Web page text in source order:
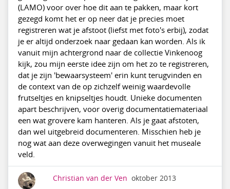
(LAMO) voor over hoe dit aan te pakken, maar kort
gezegd komt het er op neer dat je precies moet
registreren wat je afstoot (liefst met foto's erbij), zodat
je er altijd onderzoek naar gedaan kan worden. Als ik
vanuit mijn achtergrond naar de collectie Vinkenoog
kijk, zou mijn eerste idee zijn om het zo te registreren,
dat je zijn 'bewaarsysteem' erin kunt terugvinden en
de context van de op zichzelf weinig waardevolle
frutseltjes en knipseltjes houdt. Unieke documenten
apart beschrijven, voor overig documentatiemateriaal
een wat grovere kam hanteren. Als je gaat afstoten,
dan wel uitgebreid documenteren. Misschien heb je
nog wat aan deze overwegingen vanuit het museale
veld.
Christian van der Ven oktober 2013